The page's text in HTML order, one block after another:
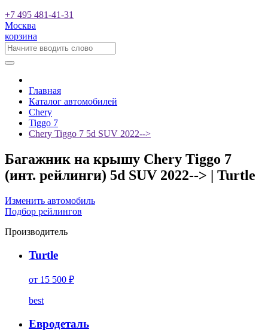
+7 495 481-41-31
Москва
корзина
Главная
Каталог автомобилей
Chery
Tiggo 7
Chery Tiggo 7 5d SUV 2022-->
Багажник на крышу Chery Tiggo 7
(инт. рейлинги) 5d SUV 2022--> | Turtle
Изменить автомобиль
Подбор рейлингов
Производитель
Turtle
от 15 500 ₽
best
Евродеталь